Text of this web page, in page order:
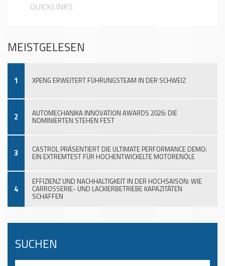
QUICKLINKS
MEISTGELESEN
1 XPENG ERWEITERT FÜHRUNGSTEAM IN DER SCHWEIZ
2 AUTOMECHANIKA INNOVATION AWARDS 2026: DIE
NOMINIERTEN STEHEN FEST
3 CASTROL PRÄSENTIERT DIE ULTIMATE PERFORMANCE DEMO:
EIN EXTREMTEST FÜR HOCHENTWICKELTE MOTORENÖLE
4
EFFIZIENZ UND NACHHALTIGKEIT IN DER HOCHSAISON: WIE
CARROSSERIE- UND LACKIERBETRIEBE KAPAZITÄTEN
SCHAFFEN
SUCHEN